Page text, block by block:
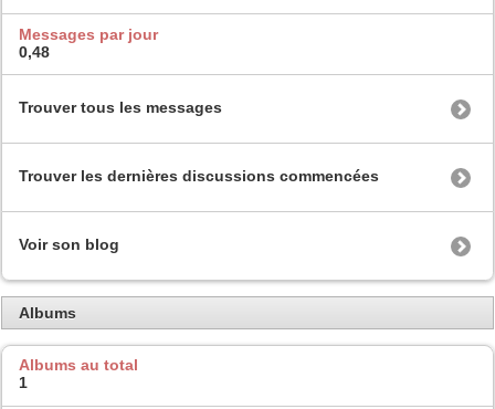
Messages par jour
0,48
Trouver tous les messages
Trouver les dernières discussions commencées
Voir son blog
Albums
Albums au total
1